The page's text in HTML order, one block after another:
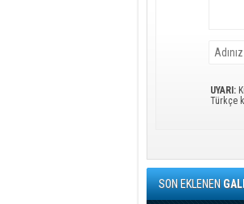
UYARI:
Türkçe
SON EKLENEN